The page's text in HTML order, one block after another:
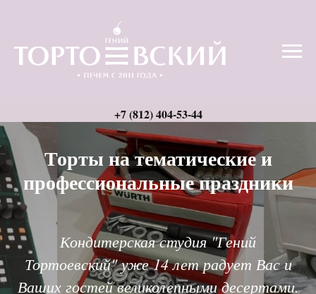
Торты на тематические и
профессиональные праздники
Кондитерская студия "Гений
Тортоевский"уже14 лет радует Васи
Ваших гостей великолепными десертами.